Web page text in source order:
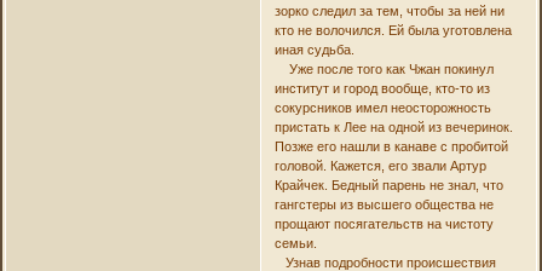
зорко следил за тем, чтобы за ней ни
кто не волочился. Ей была уготовлена
иная судьба.
Уже после того как Чжан покинул
институт и город вообще, кто-то из
сокурсников имел неосторожность
пристать к Лее на одной из вечеринок.
Позже его нашли в канаве с пробитой
головой. Кажется, его звали Артур
Крайчек. Бедный парень не знал, что
гангстеры из высшего общества не
прощают посягательств на чистоту
семьи.
Узнав подробности происшествия